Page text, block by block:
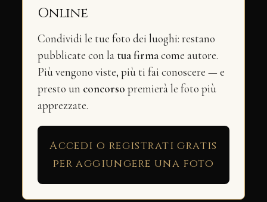
Online
Condividi le tue foto dei luoghi: restano
pubblicate con la tua firmacome autore.
Più vengono viste, più ti fai conoscere — e
presto un concorso premierà le foto più
apprezzate.
Accedi o registrati gratis
per aggiungere una foto